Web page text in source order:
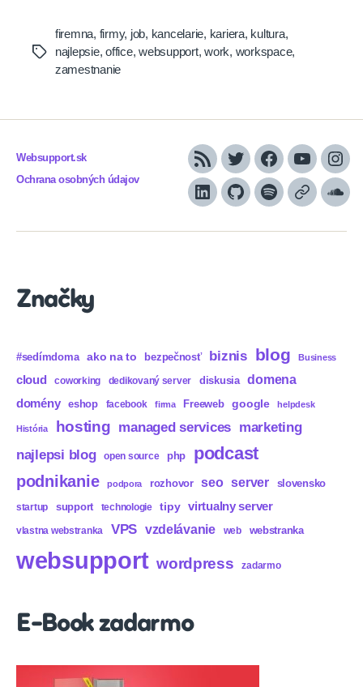
Tags
firemna, firmy, job, kancelarie, kariera, kultura,
najlepsie,office,websupport,work, workspace,
zamestnanie
Websupport.sk
Ochrana osobných údajov
RSS TwitterFacebook
YouTube
LinkedInGitHubSpotifyApple
Značky
#sedímdoma ako na to bezpečnosť biznis blog Business
cloud coworking dedikovaný server diskusia domena
domény eshop facebook firma Freeweb google helpdesk
História hosting managed services marketing
najlepsi blog open source php podcast
podnikanie podpora rozhovor seo server slovensko
startup support technologie tipy virtualny server
vlastna webstranka VPS vzdelávanie web webstranka
websupport wordpress zadarmo
E-Book zadarmo